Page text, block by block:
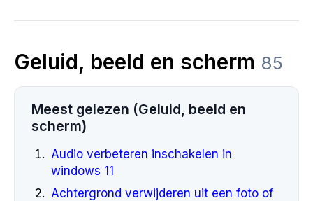
Geluid, beeld en scherm 85
Meest gelezen (Geluid, beeld en
scherm)
Audio verbeteren inschakelen in
windows 11
Achtergrond verwijderen uit een foto of